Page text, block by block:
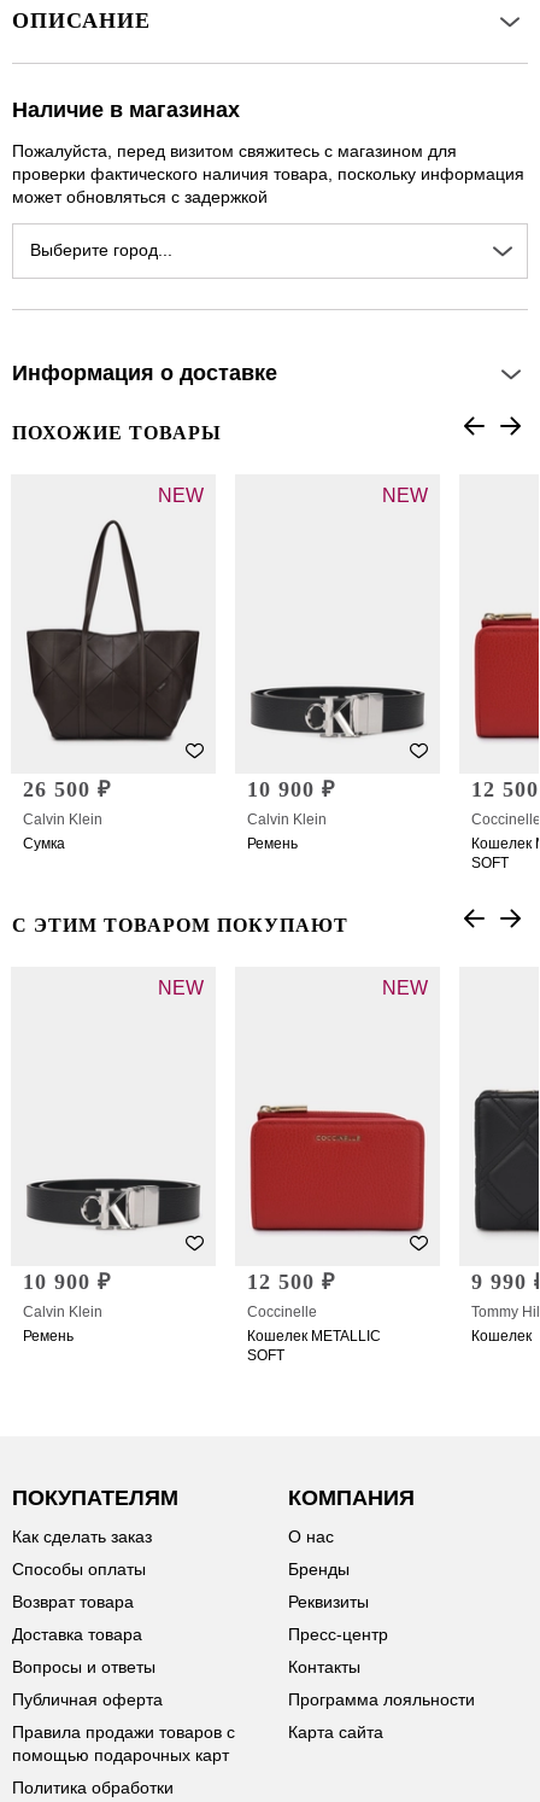
ОПИСАНИЕ
Наличие в магазинах
Пожалуйста, перед визитом свяжитесь с магазином для
проверки фактического наличия товара, поскольку информация
может обновляться с задержкой
Выберите город...
Информация о доставке
ПОХОЖИЕ ТОВАРЫ
NEW
26 500 ₽
Calvin Klein
Сумка
NEW
10 900 ₽
Calvin Klein
Ремень
12
Coccinelle
Кошелек
SOFT
С ЭТИМ ТОВАРОМ ПОКУПАЮТ
NEW
10 900 ₽
Calvin Klein
Ремень
NEW
12 500 ₽
Coccinelle
Кошелек METALLIC
SOFT
9 990
Tommy
Кошелек
ПОКУПАТЕЛЯМ
Как сделать заказ
Способы оплаты
Возврат товара
Доставка товара
Вопросы и ответы
Публичная оферта
Правила продажи товаров с
помощью подарочных карт
Политика обработки
КОМПАНИЯ
О нас
Бренды
Реквизиты
Пресс-центр
Контакты
Программа лояльности
Карта сайта